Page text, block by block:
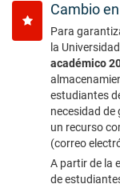
Cambio
Para
la
académico
estudiantes
necesidad
un recurso
(correo
A partir de la
de